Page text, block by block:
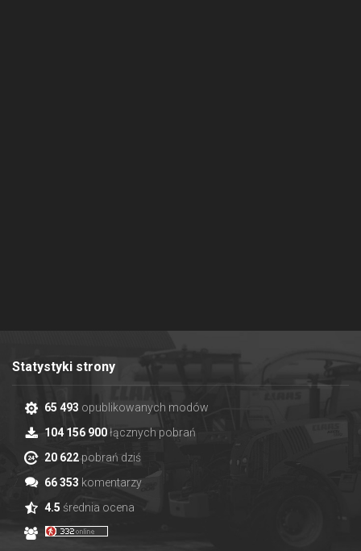
Statystyki strony
65 493 opublikowanych modów
104 156 900łącznych pobrań
20 622pobrań dziś
66 353 komentarzy
4.5 średnia ocena